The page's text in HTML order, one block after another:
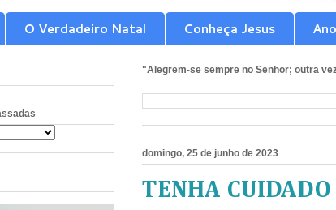
O Verdadeiro Natal Conheça Jesus
"Alegrem-se sempre no Senhor; outra
domingo, 25 de junho de 2023
TENHA CUIDADO